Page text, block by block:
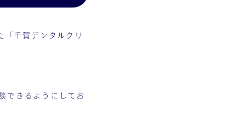
千賀デンタルクリ
できるようにしてお